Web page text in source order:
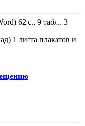
62 с., 9 табл., 3
1 листа плакатов и